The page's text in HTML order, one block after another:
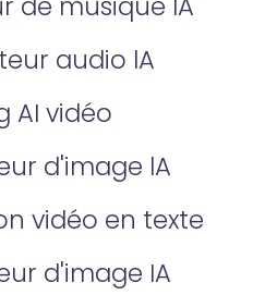
audio lA
AI vidéo
d'image lA
vidéo en texte
d'image IA